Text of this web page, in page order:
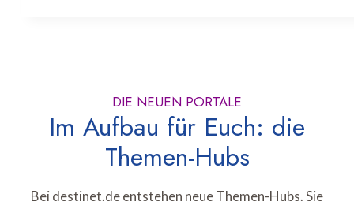
DIE NEUEN PORTALE
Im Aufbau für Euch: die
Themen-Hubs
Bei destinet.de entstehen neue Themen-Hubs. Sie